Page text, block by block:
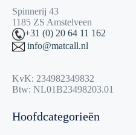
Spinnerij 43
1185 ZS Amstelveen
+31 (0) 20 64 11 162
info@matcall.nl
KvK: 234982349832
Btw: NL01B23498203.01
Hoofdcategorieën